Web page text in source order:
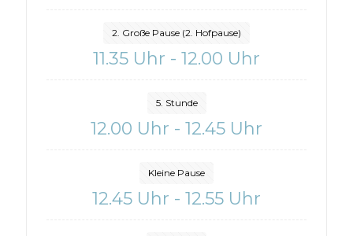
2. Große Pause (2. Hofpause)
11.35 Uhr - 12.00 Uhr
5. Stunde
12.00 Uhr - 12.45 Uhr
Kleine Pause
12.45 Uhr - 12.55 Uhr